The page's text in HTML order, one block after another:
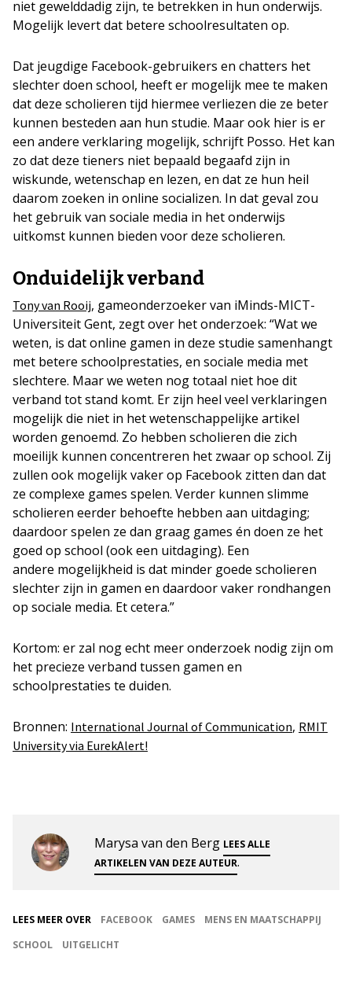
niet gewelddadig zijn, te betrekken in hun onderwijs.
Mogelijk levert dat betere schoolresultaten op.
Dat jeugdige Facebook-gebruikers en chatters het
slechter doen school, heeft er mogelijk mee te maken
dat deze scholieren tijd hiermee verliezen die ze beter
kunnen besteden aan hun studie. Maar ook hier is er
een andere verklaring mogelijk, schrijft Posso. Het kan
zo dat deze tieners niet bepaald begaafd zijn in
wiskunde, wetenschap en lezen, en dat ze hun heil
daarom zoeken in online socializen. In dat geval zou
het gebruik van sociale media in het onderwijs
uitkomst kunnen bieden voor deze scholieren.
Onduidelijk verband
Tony van Rooij, gameonderzoeker van iMinds-MICT-
Universiteit Gent, zegt over het onderzoek: “Wat we
weten, is dat online gamen in deze studie samenhangt
met betere schoolprestaties, en sociale media met
slechtere. Maar we weten nog totaal niet hoe dit
verband tot stand komt. Er zijn heel veel verklaringen
mogelijk die niet in het wetenschappelijke artikel
worden genoemd. Zo hebben scholieren die zich
moeilijk kunnen concentreren het zwaar op school. Zij
zullen ook mogelijk vaker op Facebook zitten dan dat
ze complexe games spelen. Verder kunnen slimme
scholieren eerder behoefte hebben aan uitdaging;
daardoor spelen ze dan graag games én doen ze het
goed op school (ook een uitdaging). Een
andere mogelijkheid is dat minder goede scholieren
slechter zijn in gamen en daardoor vaker rondhangen
op sociale media. Et cetera.”
Kortom: er zal nog echt meer onderzoek nodig zijn om
het precieze verband tussen gamen en
schoolprestaties te duiden.
Bronnen: International Journal of Communication, RMIT
University via EurekAlert!
Marysa van den Berg LEES ALLE
ARTIKELEN VAN DEZE AUTEUR.
LEES MEER OVER FACEBOOK GAMES
MENS EN MAATSCHAPPIJ
SCHOOL
UITGELICHT